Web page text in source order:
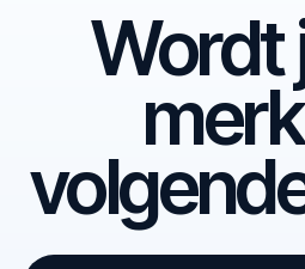
Wordt